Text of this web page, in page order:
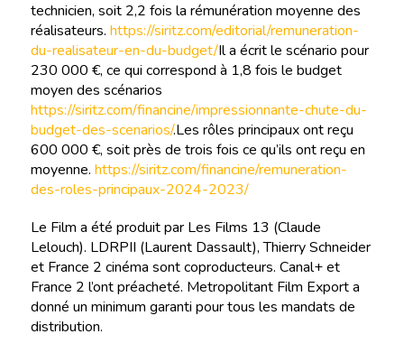
technicien, soit 2,2 fois la rémunération moyenne des
réalisateurs. https://siritz.com/editorial/remuneration-
du-realisateur-en-du-budget/Il a écrit le scénario pour
230 000 €, ce qui correspond à 1,8 fois le budget
moyen des scénarios
https://siritz.com/financine/impressionnante-chute-du-
budget-des-scenarios/.Les rôles principaux ont reçu
600 000 €, soit près de trois fois ce qu’ils ont reçu en
moyenne. https://siritz.com/financine/remuneration-
des-roles-principaux-2024-2023/
Le Film a été produit par Les Films 13 (Claude
Lelouch). LDRPII (Laurent Dassault), Thierry Schneider
et France 2 cinéma sont coproducteurs. Canal+ et
France 2 l’ont préacheté. Metropolitant Film Export a
donné un minimum garanti pour tous les mandats de
distribution.